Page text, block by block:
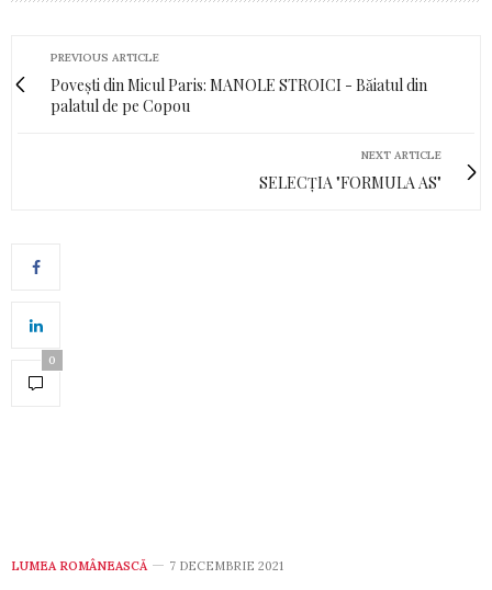
PREVIOUS ARTICLE
Povești din Micul Paris: MANOLE STROICI - Băiatul din
palatul de pe Copou
NEXT ARTICLE
SELECȚIA "FORMULA AS"
0
LUMEA ROMÂNEASCĂ 7 DECEMBRIE 2021